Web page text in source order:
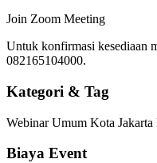
Join Zoom Meeting
Untuk konfirmasi kesediaan
082165104000.
Kategori & Tag
WebinarUmum Kota Jakarta
Biaya Event